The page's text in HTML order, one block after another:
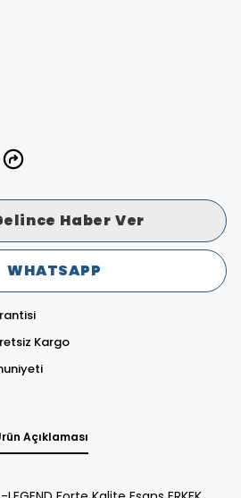
Haber Ver
WHATSAPP
Kargo
Açıklaması